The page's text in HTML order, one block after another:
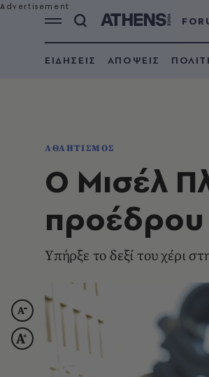
ΕΙΔΗΣΕΙΣ ΑΠΟΨΕΙΣ
ΑΘΛΗΤΙΣΜΟΣ
Ο Mισέλ
προέδρου
Yπήρξε το δεξί του χέρι